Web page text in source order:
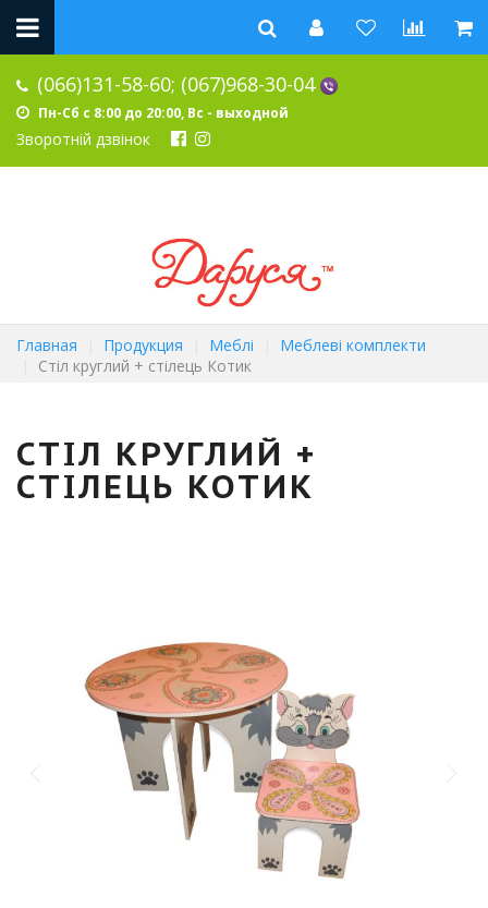
(066)131-58-60; (067)968-30-04
Пн-Сб с 8:00 до 20:00, Вс - выходной
Зворотній дзвінок
Главная Продукция Меблі
Меблеві комплекти
Стіл круглий + стілець Котик
СТІЛ КРУГЛИЙ +
СТІЛЕЦЬ КОТИК